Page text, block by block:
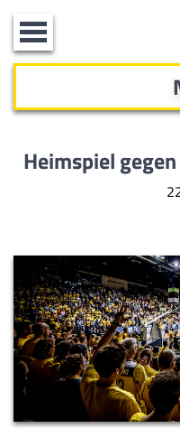
Toggle
navigation
Heimspiel